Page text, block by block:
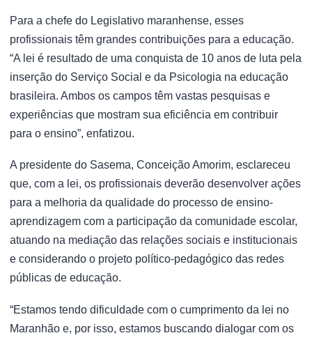
Para a chefe do Legislativo maranhense, esses
profissionais têm grandes contribuições para a educação.
“A lei é resultado de uma conquista de 10 anos de luta pela
inserção do Serviço Social e da Psicologia na educação
brasileira. Ambos os campos têm vastas pesquisas e
experiências que mostram sua eficiência em contribuir
para o ensino”, enfatizou.
A presidente do Sasema, Conceição Amorim, esclareceu
que, com a lei, os profissionais deverão desenvolver ações
para a melhoria da qualidade do processo de ensino-
aprendizagem com a participação da comunidade escolar,
atuando na mediação das relações sociais e institucionais
e considerando o projeto político-pedagógico das redes
públicas de educação.
“Estamos tendo dificuldade com o cumprimento da lei no
Maranhão e, por isso, estamos buscando dialogar com os